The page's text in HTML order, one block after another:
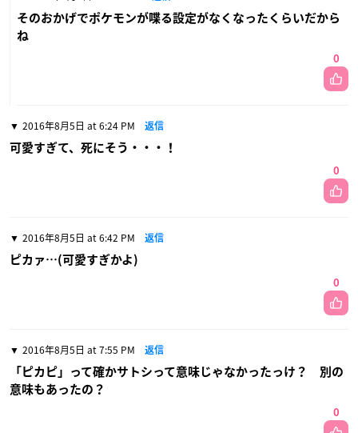
そのおかげでポケモンが喋る設定がなくなったくらいだから
ね
0
2016年8月5日 at 6:24 PM 返信
可愛すぎて、死にそう・・・！
0
2016年8月5日 at 6:42 PM 返信
ピカァ…(可愛すぎかよ)
0
2016年8月5日 at 7:55 PM 返信
「ピカピ」って確かサトシって意味じゃなかったっけ？ 別の
意味もあったの？
0